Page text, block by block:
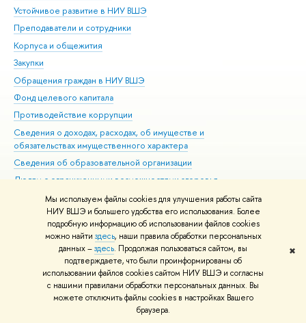
Мы используем файлы cookies для улучшения работы сайта
НИУ ВШЭ и большего удобства его использования. Более
подробную информацию об использовании файлов cookies
можно найти здесь, наши правила обработки персональных
данных –здесь. Продолжая пользоваться сайтом, вы
подтверждаете, что были проинформированы об
использовании файлов cookies сайтом НИУ ВШЭ и согласны
с нашими правилами обработки персональных данных. Вы
можете отключить файлы cookies в настройках Вашего
браузера.
✖
Устойчивое развитие в НИУ ВШЭ
Преподаватели и сотрудники
Корпуса и общежития
Закупки
Обращения граждан в НИУ ВШЭ
Фонд целевого капитала
Противодействие коррупции
Сведения о доходах, расходах, об имуществе и
обязательствах имущественного характера
Сведения об образовательной организации
Людям с ограниченными возможностями здоровья
Единая платежная страница
Работа в Вышке
Редактору
© НИУ ВШЭ 1993–2026 Адреса и контакты Условия использования
материалов Политика конфиденциальности Карта сайта
Шрифты HSE Sans и HSE Slab разработаны в